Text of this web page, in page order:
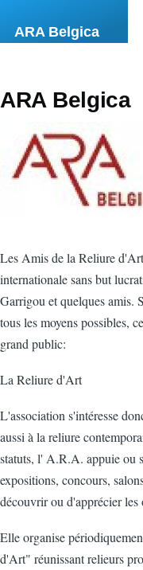
ARA Belgica
ARA Belgica
Les Amis de la Reliure
internationale sans but
Garrigou et quelques amis.
tous les moyens possibles,
grand public:
La Reliure d'Art
L'association s'intéresse
aussi à la reliure
statuts, l' A.R.A. appuie ou
expositions, concours,
découvrir ou d'apprécier
Elle organise
d'Art" réunissant relieurs